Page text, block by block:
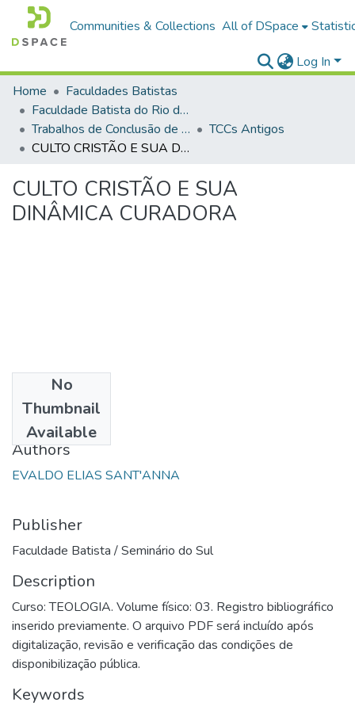
Communities & Collections All of DSpace
Log In
Home
Faculdades Batistas
Faculdade Batista do Rio de Janeiro (FABAT-RJ)
Trabalhos de Conclusão de Curso (TCC)
TCCs Antigos
CULTO CRISTÃO E SUA DINÂMICA CURADORA
CULTO CRISTÃO E SUA
DINÂMICA CURADORA
No
Thumbnail
Available
1990
Authors
EVALDO ELIAS SANT'ANNA
Publisher
Faculdade Batista / Seminário do Sul
Description
Curso: TEOLOGIA. Volume físico: 03. Registro bibliográfico
inserido previamente. O arquivo PDF será incluído após
digitalização, revisão e verificação das condições de
disponibilização pública.
Keywords